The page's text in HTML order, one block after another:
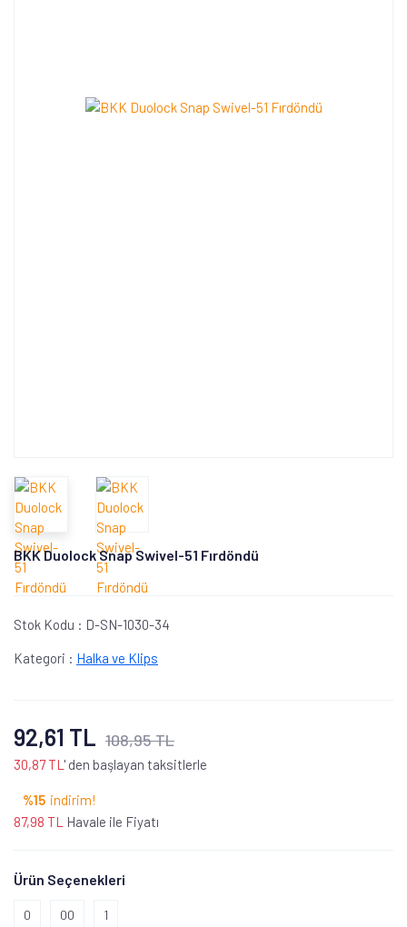
BKK Duolock Snap Swivel-51 Fırdöndü
Stok Kodu : D-SN-1030-34
Kategori : Halka ve Klips
92,61 TL 108,95 TL
30,87 TL ' den başlayan taksitlerle
%15 indirim!
87,98 TL
Havale ile Fiyatı
Ürün Seçenekleri
0 00 1